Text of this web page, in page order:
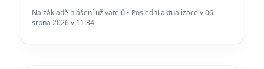
Na základě hlášení uživatelů • Poslední aktualizace v 06.
srpna 2026 v 11:34